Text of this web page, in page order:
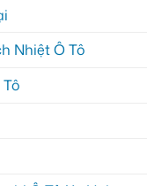
Nhiệt Ô Tô